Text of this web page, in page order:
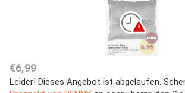
€6,99
Leider! Dieses Angebot ist abgelaufen.